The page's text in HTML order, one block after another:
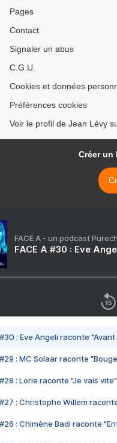
Pages
Contact
Signaler un abus
C.G.U.
Cookies et données
Préférences cookies
Voir le profil de Jean Lévy
Créer un
FACE A - un podcast
FACE A #30 : Eve
#30 : Eve Angeli raconte
#29 : MC Solaar raconte
#28 : Lorie raconte "Je vais vite"
#27 : Christophe Willem
#26 : Chimène Badi raconte